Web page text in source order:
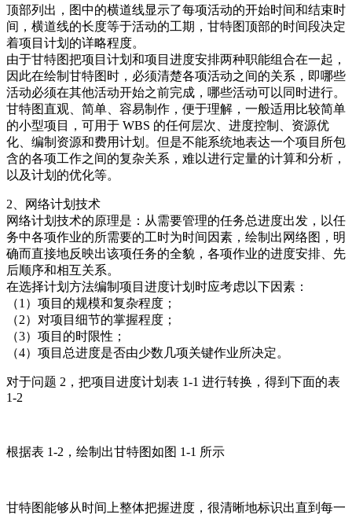
顶部列出，图中的横道线显示了每项活动的开始时间和结束时
间，横道线的长度等于活动的工期，甘特图顶部的时间段决定
着项目计划的详略程度。
由于甘特图把项目计划和项目进度安排两种职能组合在一起，
因此在绘制甘特图时，必须清楚各项活动之间的关系，即哪些
活动必须在其他活动开始之前完成，哪些活动可以同时进行。
甘特图直观、简单、容易制作，便于理解，一般适用比较简单
的小型项目，可用于 WBS 的任何层次、进度控制、资源优
化、编制资源和费用计划。但是不能系统地表达一个项目所包
含的各项工作之间的复杂关系，难以进行定量的计算和分析，
以及计划的优化等。
2、网络计划技术
网络计划技术的原理是：从需要管理的任务总进度出发，以任
务中各项作业的所需要的工时为时间因素，绘制出网络图，明
确而直接地反映出该项任务的全貌，各项作业的进度安排、先
后顺序和相互关系。
在选择计划方法编制项目进度计划时应考虑以下因素：
（1）项目的规模和复杂程度；
（2）对项目细节的掌握程度；
（3）项目的时限性；
（4）项目总进度是否由少数几项关键作业所决定。
对于问题 2，把项目进度计划表 1-1 进行转换，得到下面的表
1-2
根据表 1-2，绘制出甘特图如图 1-1 所示
甘特图能够从时间上整体把握进度，很清晰地标识出直到每一